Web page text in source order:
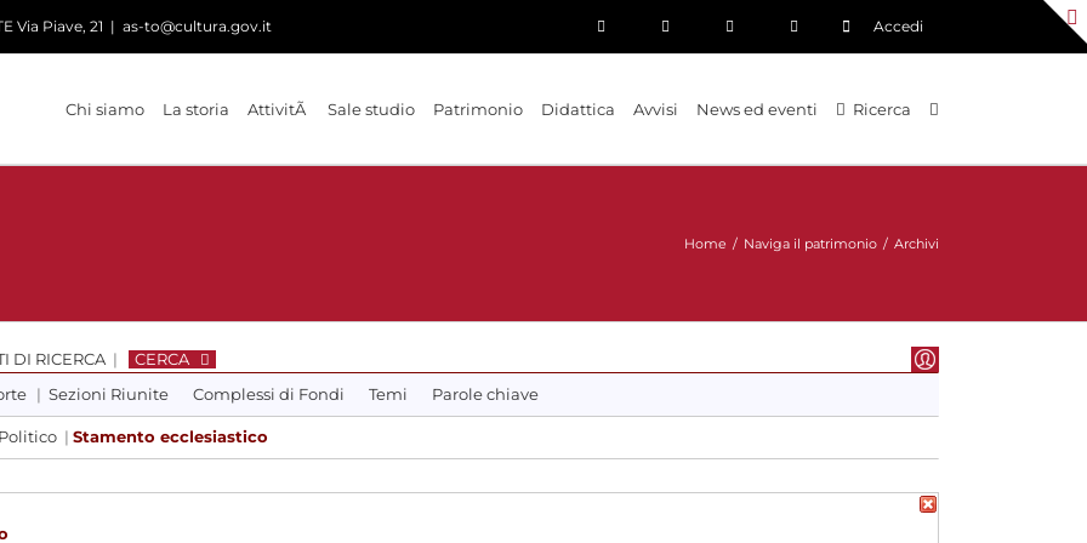
Via Piave, 21 | as-to@cultura.gov.it Accedi
Chi siamo La storia AttivitÃ Sale studio Patrimonio Didattica Avvisi News ed eventi Ricerca
Home / Naviga il patrimonio / Archivi
DI RICERCA |
CERCA
| Sezioni Riunite Complessi di Fondi Temi Parole chiave
Politico | Stamento ecclesiastico